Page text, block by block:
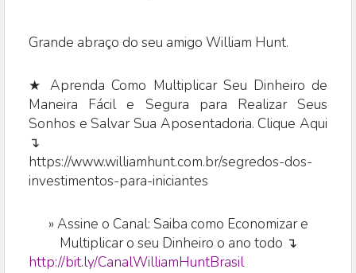
Grande abraço do seu amigo William Hunt.
★ Aprenda Como Multiplicar Seu Dinheiro de
Maneira Fácil e Segura para Realizar Seus
Sonhos e Salvar Sua Aposentadoria. Clique Aqui
↴
https://www.williamhunt.com.br/segredos-dos-
investimentos-para-iniciantes
»Assine o Canal: Saiba como Economizar e
Multiplicar o seu Dinheiro o ano todo ↴
http://bit.ly/CanalWilliamHuntBrasil